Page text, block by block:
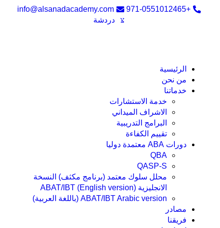
+971-0551012465
info@alsanadacademy.com
دردشة
الرئيسية
من نحن
خدماتنا
خدمة الاستشارات
الاشراف الميداني
البرامج التدريبية
تقييم الكفاءة
دورات ABA معتمدة دوليا
QBA
QASP-S
محلل سلوك معتمد (برنامج مكثف) النسخة
الانجليزية ABAT/IBT (English version)
ABAT/IBT Arabic version (باللغة العربية)
مصادر
فريقنا